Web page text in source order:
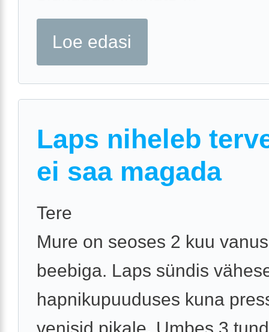
Loe edasi
Laps niheleb
ei saa magada
Tere
Mure on seoses 2 kuu
beebiga. Laps sündis
hapnikupuuduses kuna